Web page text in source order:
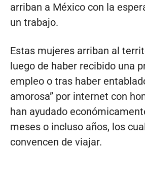
arriban a México con la
un trabajo.
Estas mujeres arriban al
luego de haber recibido una
empleo o tras haber
amorosa” por internet con
han ayudado
meses o incluso años, los
convencen de viajar.